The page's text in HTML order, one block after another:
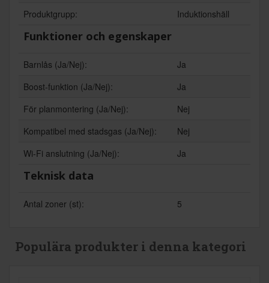
Produktgrupp: Induktionshäll
Funktioner och egenskaper
Barnlås (Ja/Nej):
Ja
Boost-funktion (Ja/Nej):
Ja
För planmontering (Ja/Nej):
Nej
Kompatibel med stadsgas (Ja/Nej):
Nej
Wi-Fi anslutning (Ja/Nej):
Ja
Teknisk data
Antal zoner (st): 5
Populära produkter i denna kategori